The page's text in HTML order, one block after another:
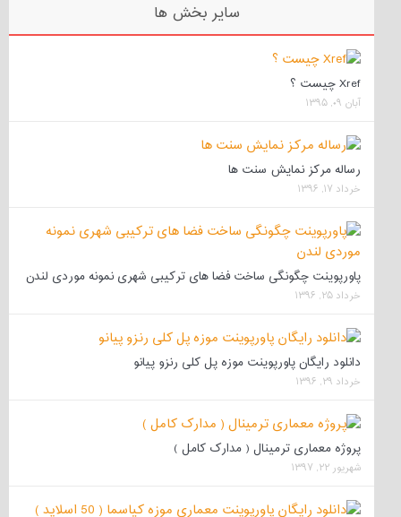
سایر بخش ها
Xref چیست ؟
آبان ۰۹, ۱۳۹۵
رساله مرکز نمایش سنت ها
خرداد ۱۷, ۱۳۹۶
پاورپوینت چگونگی ساخت فضا های ترکیبی شهری نمونه موردی لندن
خرداد ۲۵, ۱۳۹۶
دانلود رایگان پاورپوینت موزه پل کلی رنزو پیانو
خرداد ۲۹, ۱۳۹۶
پروژه معماری ترمینال ( مدارک کامل )
شهریور ۲۲, ۱۳۹۷